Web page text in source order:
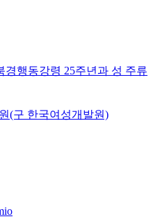
행동강령 25주년과 성 주류
(구 한국여성개발원)